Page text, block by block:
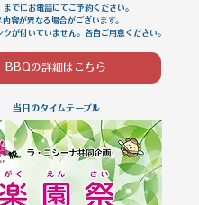
でにお電話にてご予約ください。
容が異なる場合がございます。
が付いていません。各自ご用意ください。
BBQの詳細はこちら
当日のタイムテーブル